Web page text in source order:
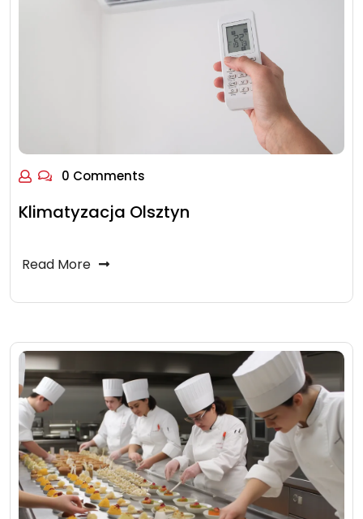
0 Comments
Klimatyzacja Olsztyn
Read More